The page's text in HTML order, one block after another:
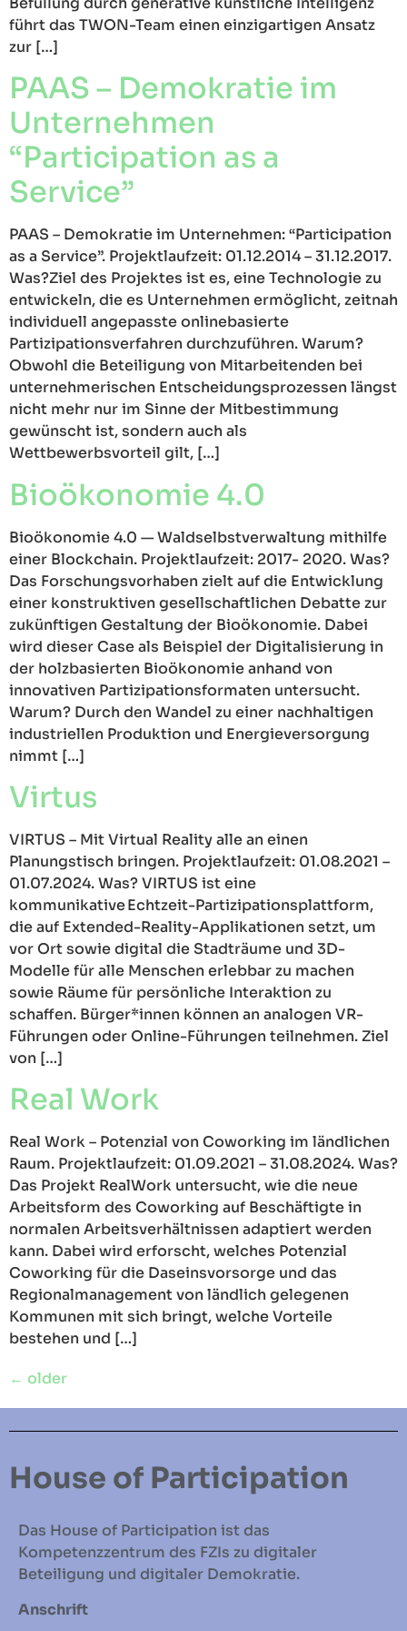
führt das TWON-Team einen einzigartigen Ansatz
zur […]
PAAS – Demokratie im
Unternehmen
“Participation as a
Service”
PAAS – Demokratie im Unternehmen: “Participation
as a Service”. Projektlaufzeit: 01.12.2014 – 31.12.2017.
Was?Ziel des Projektes ist es, eine Technologie zu
entwickeln, die es Unternehmen ermöglicht, zeitnah
individuell angepasste onlinebasierte
Partizipationsverfahren durchzuführen. Warum?
Obwohl die Beteiligung von Mitarbeitenden bei
unternehmerischen Entscheidungsprozessen längst
nicht mehr nur im Sinne der Mitbestimmung
gewünscht ist, sondern auch als
Wettbewerbsvorteil gilt, […]
Bioökonomie 4.0
Bioökonomie 4.0 — Waldselbstverwaltung mithilfe
einer Blockchain. Projektlaufzeit: 2017- 2020. Was?
Das Forschungsvorhaben zielt auf die Entwicklung
einer konstruktiven gesellschaftlichen Debatte zur
zukünftigen Gestaltung der Bioökonomie. Dabei
wird dieser Case als Beispiel der Digitalisierung in
der holzbasierten Bioökonomie anhand von
innovativen Partizipationsformaten untersucht.
Warum? Durch den Wandel zu einer nachhaltigen
industriellen Produktion und Energieversorgung
nimmt […]
Virtus
VIRTUS – Mit Virtual Reality alle an einen
Planungstisch bringen. Projektlaufzeit: 01.08.2021 –
01.07.2024. Was? VIRTUS ist eine
kommunikative Echtzeit-Partizipationsplattform,
die auf Extended-Reality-Applikationen setzt, um
vor Ort sowie digital die Stadträume und 3D-
Modelle für alle Menschen erlebbar zu machen
sowie Räume für persönliche Interaktion zu
schaffen. Bürger*innen können an analogen VR-
Führungen oder Online-Führungen teilnehmen. Ziel
von […]
Real Work
Real Work – Potenzial von Coworking im ländlichen
Raum. Projektlaufzeit: 01.09.2021 – 31.08.2024. Was?
Das Projekt RealWork untersucht, wie die neue
Arbeitsform des Coworking auf Beschäftigte in
normalen Arbeitsverhältnissen adaptiert werden
kann. Dabei wird erforscht, welches Potenzial
Coworking für die Daseinsvorsorge und das
Regionalmanagement von ländlich gelegenen
Kommunen mit sich bringt, welche Vorteile
bestehen und […]
← older
House of Participation
Das House of Participation ist das
Kompetenzzentrum des FZIs zu digitaler
Beteiligung und digitaler Demokratie.
Anschrift